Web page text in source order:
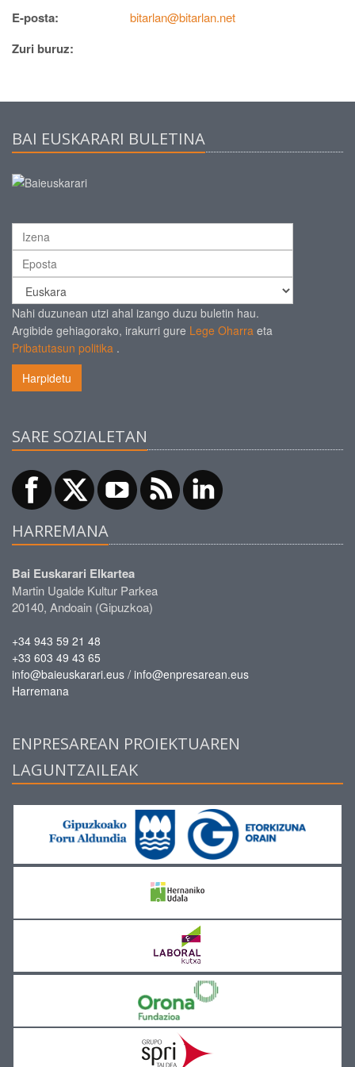
E-posta: bitarlan@bitarlan.net
Zuri buruz:
BAI EUSKARARI BULETINA
Nahi duzunean utzi ahal izango duzu buletin hau.
Argibide gehiagorako, irakurri gure Lege Oharra eta
Pribatutasun politika .
Harpidetu
SARE SOZIALETAN
HARREMANA
Bai Euskarari Elkartea
Martin Ugalde Kultur Parkea
20140, Andoain (Gipuzkoa)
+34 943 59 21 48
+33 603 49 43 65
info@baieuskarari.eus / info@enpresarean.eus
Harremana
ENPRESAREAN PROIEKTUAREN
LAGUNTZAILEAK